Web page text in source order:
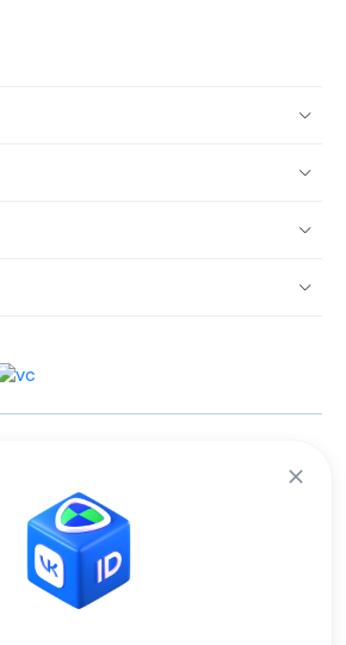
policy
services for you.
consent to the collection and processing of